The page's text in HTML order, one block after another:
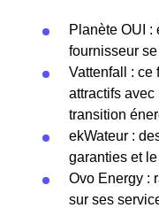
Planète OUI :
fournisseur
Vattenfall : ce
attractifs
transition
ekWateur :
garanties et
Ovo Energy :
sur ses